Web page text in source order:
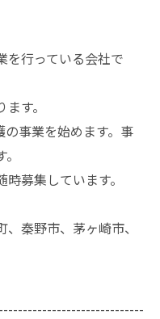
を行っている会社で
す。
事業を始めます。事
募集しています。
秦野市、茅ヶ崎市、